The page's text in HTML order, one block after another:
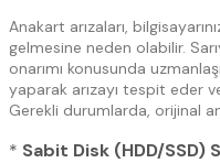
Anakart arızaları,
gelmesine neden olabilir.
onarımı konusunda
yaparak arızayı tespit eder
Gerekli durumlarda, orijinal
* Sabit Disk (HDD/SSD)